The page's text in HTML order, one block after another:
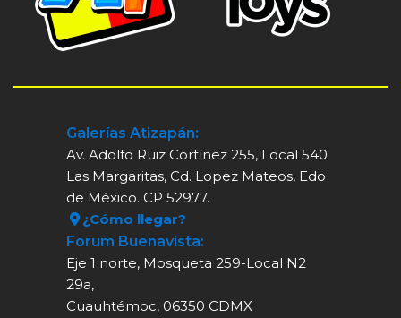
Galerías Atizapán:
Av. Adolfo Ruiz Cortínez 255, Local 540
Las Margaritas, Cd. Lopez Mateos, Edo
de México. CP 52977.
¿Cómo llegar?
Forum Buenavista:
Eje 1 norte, Mosqueta 259-Local N2
29a,
Cuauhtémoc, 06350 CDMX